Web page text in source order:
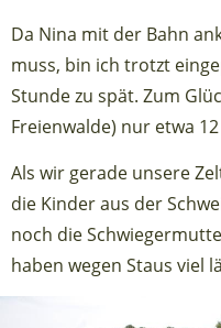
Da Nina mit der Bahn
muss, bin ich trotzt
Stunde zu spät. Zum
Freienwalde) nur etwa
Als wir gerade unsere
die Kinder aus der
noch die
haben wegen Staus viel